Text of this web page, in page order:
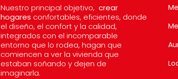
Nuestro principal objetivo, crear
hogares confortables, eficientes, donde
el diseño, el confort y la calidad,
integrados con el incomparable
entorno que lo rodea, hagan que
comiencen a ver la vivienda que
estaban soñando y dejen de
imaginarla.